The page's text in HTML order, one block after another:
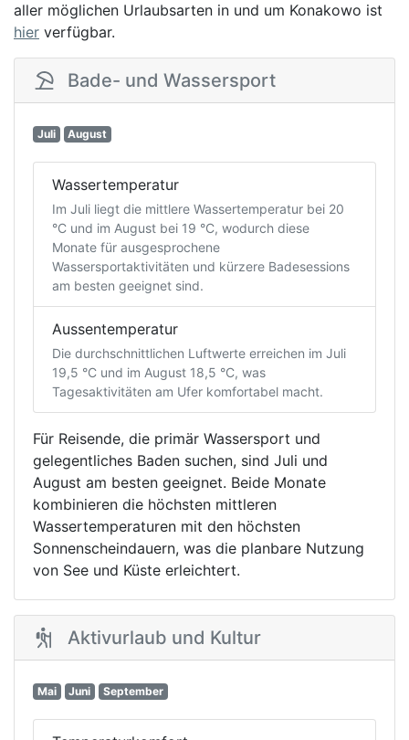
aller möglichen Urlaubsarten in und um Konakowo ist
hier verfügbar.
Bade- und Wassersport
Juli August
Wassertemperatur
Im Juli liegt die mittlere Wassertemperatur bei 20
°C und im August bei 19 °C, wodurch diese
Monate für ausgesprochene
Wassersportaktivitäten und kürzere Badesessions
am besten geeignet sind.
Aussentemperatur
Die durchschnittlichen Luftwerte erreichen im Juli
19,5 °C und im August 18,5 °C, was
Tagesaktivitäten am Ufer komfortabel macht.
Für Reisende, die primär Wassersport und
gelegentliches Baden suchen, sind Juli und
August am besten geeignet. Beide Monate
kombinieren die höchsten mittleren
Wassertemperaturen mit den höchsten
Sonnenscheindauern, was die planbare Nutzung
von See und Küste erleichtert.
Aktivurlaub und Kultur
Mai Juni September